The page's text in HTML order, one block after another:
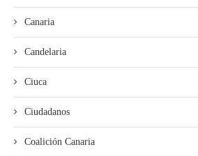
Canaria
Candelaria
Ciuca
Ciudadanos
Coalición Canaria